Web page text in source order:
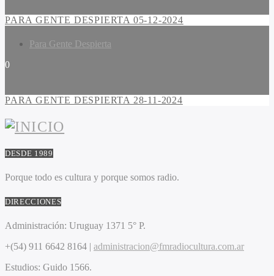
PARA GENTE DESPIERTA 05-12-2024
Para Gente Despierta
0
PARA GENTE DESPIERTA 28-11-2024
DESDE 1989
Porque todo es cultura y porque somos radio.
DIRECCIONES
Administración: Uruguay 1371 5° P.
+(54) 911 6642 8164 | administracion@fmradiocultura.com.ar
Estudios: Guido 1566.